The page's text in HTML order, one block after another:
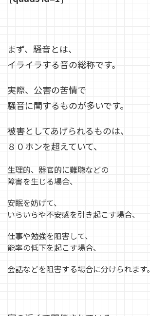
まず、騒音とは、
イライラする音の総称です。
実際、公害の苦情で
騒音に関するものが多いです。
被害としてあげられるものは、
８０ホンを超えていて、
生理的、器官的に難聴などの
障害を生じる場合、
安眠を妨げて、
いらいらや不安感を引き起こす場合、
仕事や勉強を阻害して、
能率の低下を起こす場合、
会話などを阻害する場合に分けられます。